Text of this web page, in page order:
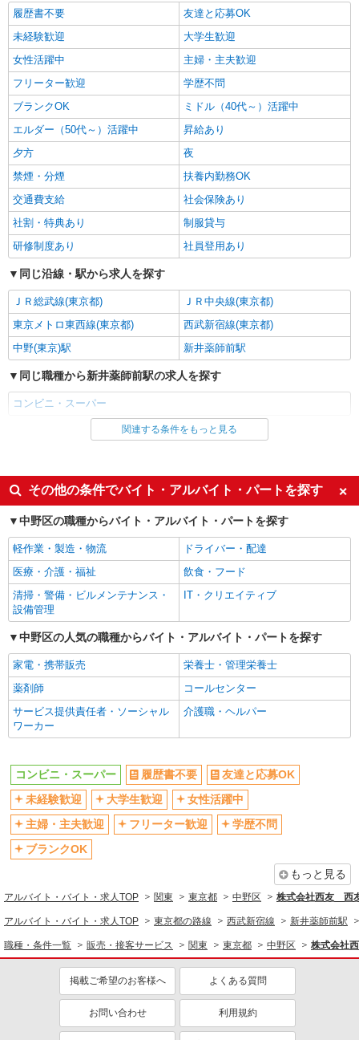
ライフ中野坂上店（店舗コード896）
品出し（商品陳列）
時給1,235円
ライフ中野坂上店 東京都中野区中央1-36-3
詳細を見る
ライフ中野駅前店（店舗コード833）
時給1,235円以上
ライフ中野駅前店 東京都中野区中野5-33-13
詳細を見る
ライフ中野坂上店（店舗コード896）
レジ
時給1,235円以上
ライフ中野坂上店 東京都中野区中央1-36-3
キープ
時給1,360円以上 ※24:15まで勤務が条件とな
ります。
ライフ東中野店 東京都中野区東中野3-9-7
キープ 詳細を見る
アルバイト
ライフ東中野店（店舗コード842）
品出し（商品陳列）
時給1,265円
ライフ東中野店 東京都中野区東中野3-9-7
キープ 詳細を見る
ライフ中野坂上店（店舗コード896）
登録販売者
時給1,435円以上 登録販売者手当込み 時給
1,435円
ライフ中野坂上店 東京都中野区中央1-36-3
詳細を見る
ライフ南台店（店舗コード640）
青果
時給1,235円以上
ライフ南台店 東京都中野区南台2-51-7
キープ 詳細を見る
履歴書不要
友達と応募OK
未経験歓迎
大学生歓迎
女性活躍中
主婦・主夫歓迎
フリーター歓迎
学歴不問
ブランクOK
ミドル（40代～）活躍中
エルダー（50代～）活躍中
昇給あり
夕方
夜
禁煙・分煙
扶養内勤務OK
交通費支給
社会保険あり
社割・特典あり
制服貸与
研修制度あり
社員登用あり
同じ沿線・駅から求人を探す
ＪＲ総武線(東京都)
ＪＲ中央線(東京都)
東京メトロ東西線(東京都)
西武新宿線(東京都)
中野(東京)駅
新井薬師前駅
同じ職種から新井薬師前駅の求人を探す
コンビニ・スーパー
同じ雇用形態から新井薬師前駅の求人を探す
同じ特徴から新井薬師前駅の求人を探す
履歴書不要
友達と応募OK
未経験歓迎
大学生歓迎
女性活躍中
主婦・主夫歓迎
フリーター歓迎
学歴不問
ブランクOK
エルダー（50代～）活躍中
昇給あり
夕方
夜
禁煙・分煙
扶養内勤務OK
交通費支給
社会保険あり
社割・特典あり
同じ職種から求人を探す
販売・接客サービス
コンビニ・スーパー
同じ特徴から求人を探す
ミドル（40代～）活躍中
扶養内勤務OK
交通費支給
社会保険あり
社員登用あり
関連する条件をもっと見る
その他の条件でバイト・アルバイト・パートを探す
中野区の職種からバイト・アルバイト・パートを探す
軽作業・製造・物流
ドライバー・配達
医療・介護・福祉
飲食・フード
清掃・警備・ビルメンテナンス・
設備管理
IT・クリエイティブ
中野区の人気の職種からバイト・アルバイト・パートを探す
家電・携帯販売
栄養士・管理栄養士
薬剤師
コールセンター
サービス提供責任者・ソーシャル
ワーカー
介護職・ヘルパー
コンビニ・スーパー 履歴書不要
友達と応募OK
未経験歓迎
大学生歓迎
女性活躍中
主婦・主夫歓迎
フリーター歓迎
学歴不問
ブランクOK
もっと見る
アルバイト・バイト・求人TOP 関東 東京都 中野区 株式会社西友 西
アルバイト・バイト・求人TOP 東京都の路線 西武新宿線 新井薬師前駅
職種・条件一覧 販売・接客サービス 関東 東京都 中野区 株式会社
掲載ご希望のお客様へ よくある質問
お問い合わせ 利用規約